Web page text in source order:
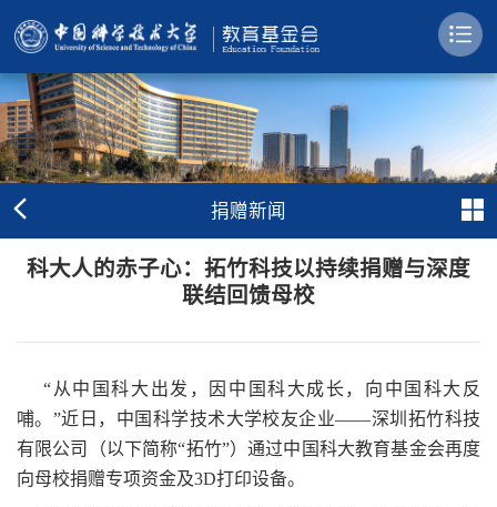
捐赠新闻
科大人的赤子心：拓竹科技以持续捐赠与深度
联结回馈母校
“从中国科大出发，因中国科大成长，向中国科大反
哺。”近日，中国科学技术大学校友企业——深圳拓竹科技
有限公司（以下简称“拓竹”）通过中国科大教育基金会再度
向母校捐赠专项资金及3D打印设备。